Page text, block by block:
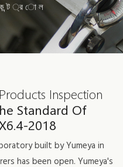
ন্ট ্র ো ল
Inspection
Standard Of
2018
built by Yumeya in
has been open. Yumeya's